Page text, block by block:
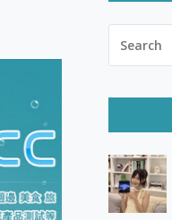
AI輕薄商務筆電 Copilot+
像、持久續航與 IP69K
寶石鏡頭貼與軍規防摔殼
評測
定版本 開箱 評測
身碟或SD卡
× 年末優惠，一篇全看懂
幻彩膠囊投影機｜結合
FOR: